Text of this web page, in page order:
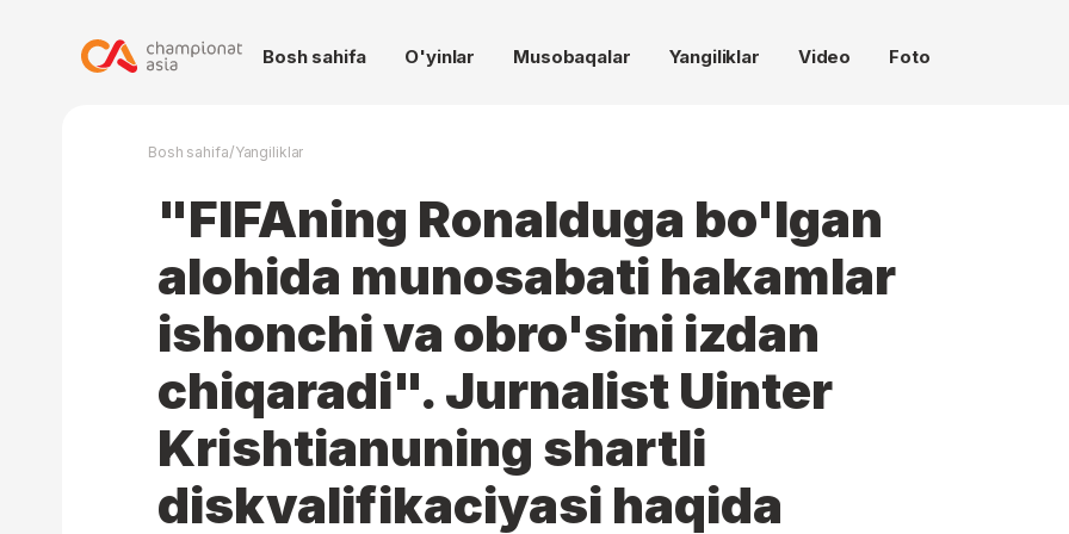
Bosh sahifa O'yinlar Musobaqalar Yangiliklar Video Foto
Bosh sahifa/Yangiliklar
"FIFAning Ronalduga bo'lgan
alohida munosabati hakamlar
ishonchi va obro'sini izdan
chiqaradi". Jurnalist Uinter
Krishtianuning shartli
diskvalifikaciyasi haqida